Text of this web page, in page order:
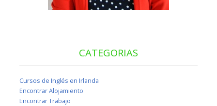
CATEGORIAS
Cursos de Inglés en Irlanda
Encontrar Alojamiento
Encontrar Trabajo